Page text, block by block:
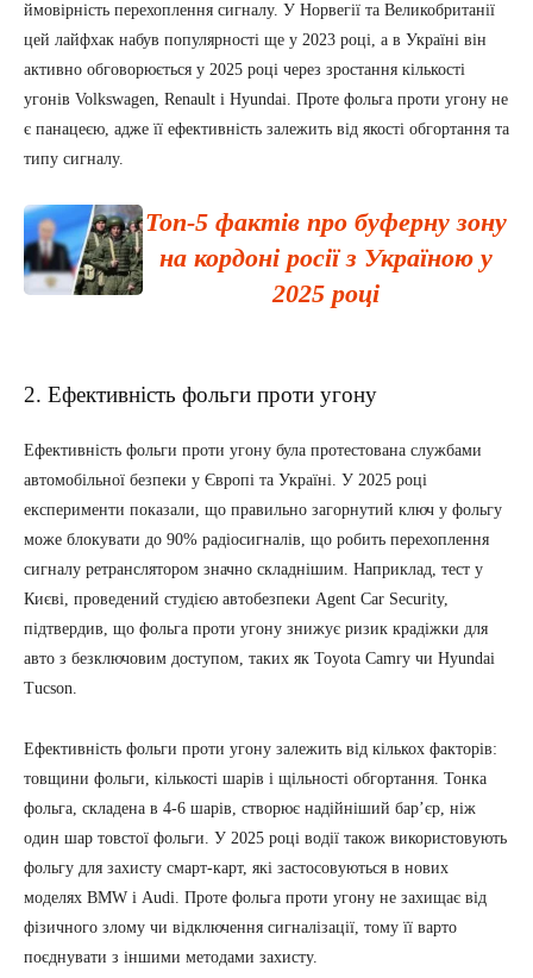
ймовірність перехоплення сигналу. У Норвегії та Великобританії
цей лайфхак набув популярності ще у 2023 році, а в Україні він
активно обговорюється у 2025 році через зростання кількості
угонів Volkswagen, Renault і Hyundai. Проте фольга проти угону не
є панацеєю, адже її ефективність залежить від якості обгортання та
типу сигналу.
Топ-5 фактів про буферну зону
на кордоні росії з Україною у
2025 році
2. Ефективність фольги проти угону
Ефективність фольги проти угону була протестована службами
автомобільної безпеки у Європі та Україні. У 2025 році
експерименти показали, що правильно загорнутий ключ у фольгу
може блокувати до 90% радіосигналів, що робить перехоплення
сигналу ретранслятором значно складнішим. Наприклад, тест у
Києві, проведений студією автобезпеки Agent Car Security,
підтвердив, що фольга проти угону знижує ризик крадіжки для
авто з безключовим доступом, таких як Toyota Camry чи Hyundai
Tucson.
Ефективність фольги проти угону залежить від кількох факторів:
товщини фольги, кількості шарів і щільності обгортання. Тонка
фольга, складена в 4-6 шарів, створює надійніший бар’єр, ніж
один шар товстої фольги. У 2025 році водії також використовують
фольгу для захисту смарт-карт, які застосовуються в нових
моделях BMW і Audi. Проте фольга проти угону не захищає від
фізичного злому чи відключення сигналізації, тому її варто
поєднувати з іншими методами захисту.